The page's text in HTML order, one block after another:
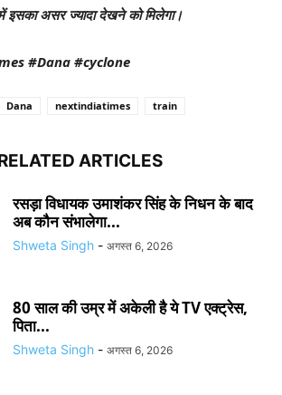
इसका असर ज्यादा देखने को मिलेगा।
#Dana #cyclone
Dana nextindiatimes train
ARTICLES
रसड़ा विधायक उमाशंकर सिंह के निधन के बाद
अब कौन संभालेगा...
Shweta Singh - अगस्त 6, 2026
80 साल की उम्र में अकेली है ये TV एक्ट्रेस,
पिता...
Shweta Singh - अगस्त 6, 2026